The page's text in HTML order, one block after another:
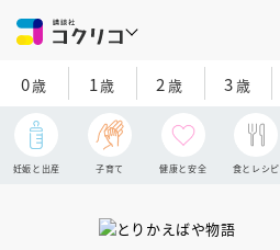
0歳 1歳 2 歳 3歳
妊娠と出産 子育て 健康と安全 食とレシピ